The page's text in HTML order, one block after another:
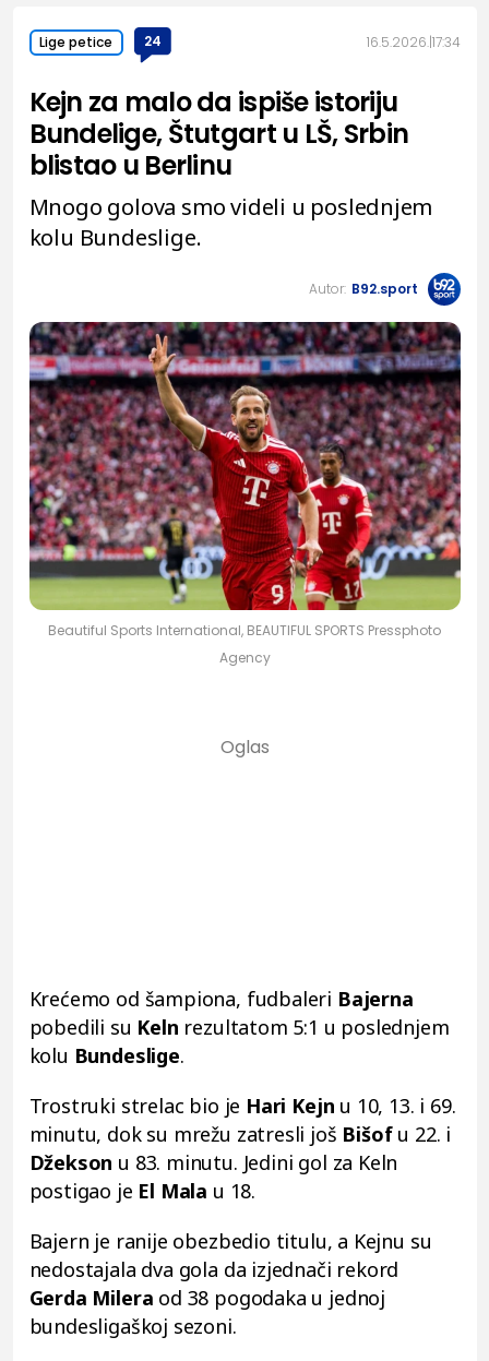
Lige petice 24 16.5.2026. 17:34
Kejn za malo da ispiše istoriju
Bundelige, Štutgart u LŠ, Srbin
blistao u Berlinu
Mnogo golova smo videli u poslednjem
kolu Bundeslige.
Autor: B92.sport
Beautiful Sports International, BEAUTIFUL SPORTS Pressphoto
Agency
Krećemo od šampiona, fudbaleri Bajerna
pobedili su Keln rezultatom 5:1 u poslednjem
kolu Bundeslige.
Trostruki strelac bio je Hari Kejn u 10, 13. i 69.
minutu, dok su mrežu zatresli još Bišof u 22. i
Džekson u 83. minutu. Jedini gol za Keln
postigao je El Mala u 18.
Bajern je ranije obezbedio titulu, a Kejnu su
nedostajala dva gola da izjednači rekord
Gerda Milera od 38 pogodaka u jednoj
bundesligaškoj sezoni.